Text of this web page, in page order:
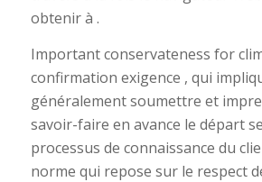
obtenir à .
Important conservateness for
confirmation exigence , qui
généralement soumettre et
savoir-faire en avance le départ
processus de connaissance du
norme qui repose sur le respect